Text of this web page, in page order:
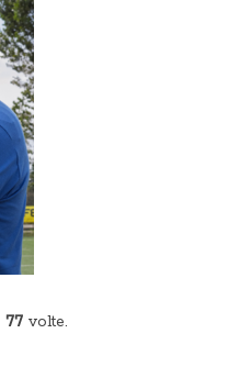
77 volte.